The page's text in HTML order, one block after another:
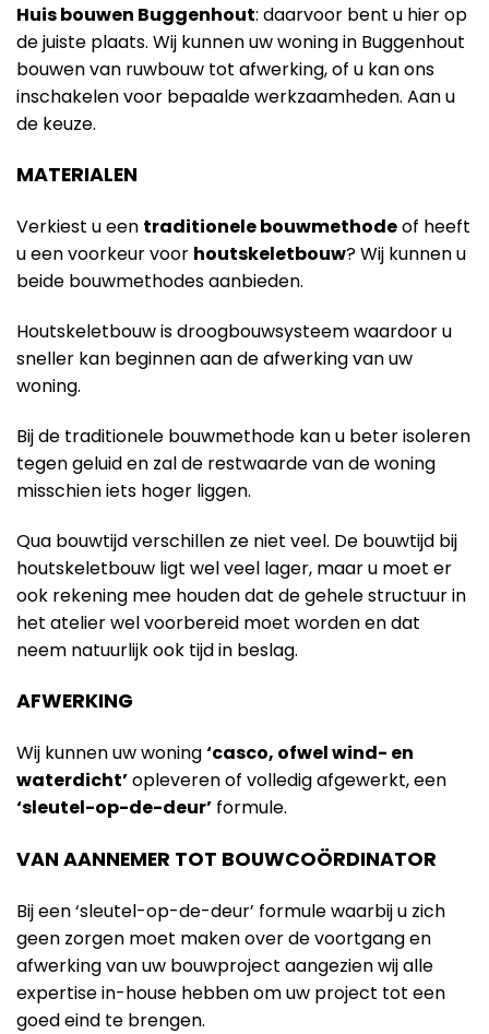
Huis bouwen Buggenhout: daarvoor bent u hier op
de juiste plaats. Wij kunnen uw woning in Buggenhout
bouwen van ruwbouw tot afwerking, of u kan ons
inschakelen voor bepaalde werkzaamheden. Aan u
de keuze.
MATERIALEN
Verkiest u een traditionele bouwmethodeof heeft
u een voorkeur voor houtskeletbouw? Wij kunnen u
beide bouwmethodes aanbieden.
Houtskeletbouw is droogbouwsysteem waardoor u
sneller kan beginnen aan de afwerking van uw
woning.
Bij de traditionele bouwmethode kan u beter isoleren
tegen geluid en zal de restwaarde van de woning
misschien iets hoger liggen.
Qua bouwtijd verschillen ze niet veel. De bouwtijd bij
houtskeletbouw ligt wel veel lager, maar u moet er
ook rekening mee houden dat de gehele structuur in
het atelier wel voorbereid moet worden en dat
neem natuurlijk ook tijd in beslag.
AFWERKING
Wij kunnen uw woning‘casco, ofwel wind- en
waterdicht’opleveren of volledig afgewerkt, een
‘sleutel-op-de-deur’ formule.
VAN AANNEMER TOT BOUWCOÖRDINATOR
Bij een ‘sleutel-op-de-deur’ formule waarbij u zich
geen zorgen moet maken over de voortgang en
afwerking van uw bouwproject aangezien wij alle
expertise in-house hebben om uw project tot een
goed eind te brengen.